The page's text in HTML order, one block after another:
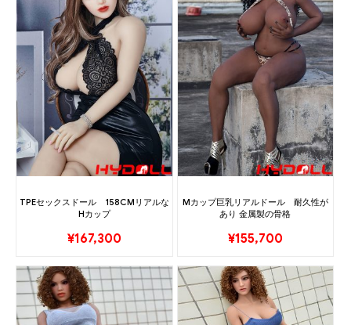
TPEセックスドール 158CMリアルな
Hカップ
¥167,300
Mカップ巨乳リアルドール 耐久性が
あり 金属製の骨格
¥155,700